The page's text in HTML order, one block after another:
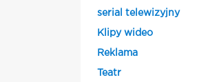
serial telewizyjny
Klipy wideo
Reklama
Teatr